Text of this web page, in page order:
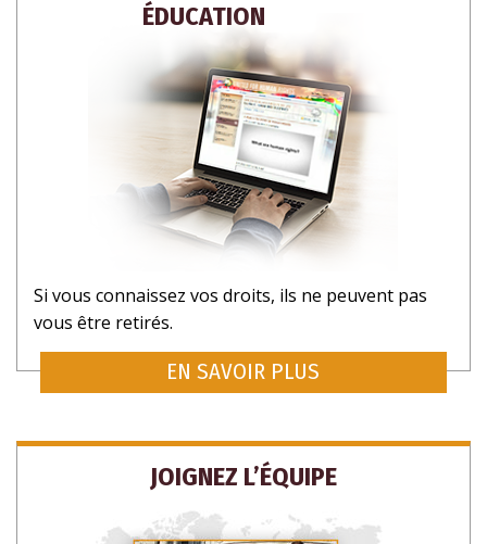
INSCRIVEZ-VOUS POUR RECEVOIR DES
MISES À JOUR ET DES FAÇONS D’AIDER
ÉDUCATION
Si vous connaissez vos droits, ils ne peuvent pas
vous être retirés.
EN SAVOIR PLUS
JOIGNEZ L’ÉQUIPE